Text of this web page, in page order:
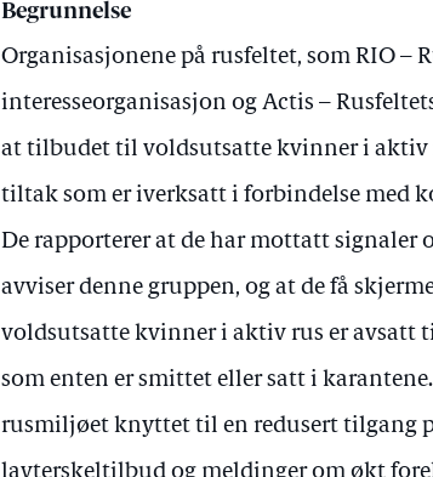
Begrunnelse
Organisasjonene på rusfeltet, som RIO –
interesseorganisasjon og Actis –
at tilbudet til voldsutsatte kvinner i aktiv
tiltak som er iverksatt i forbindelse med
De rapporterer at de har mottatt signaler
avviser denne gruppen, og at de få
voldsutsatte kvinner i aktiv rus er avsatt
som enten er smittet eller satt i
rusmiljøet knyttet til en redusert tilgang